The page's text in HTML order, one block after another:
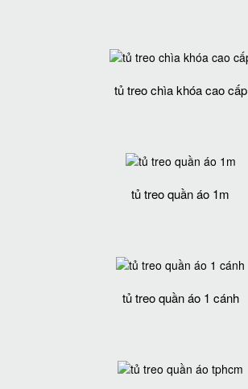
tủ treo chìa khóa cao cấp
tủ treo quần áo 1m
tủ treo quần áo 1 cánh